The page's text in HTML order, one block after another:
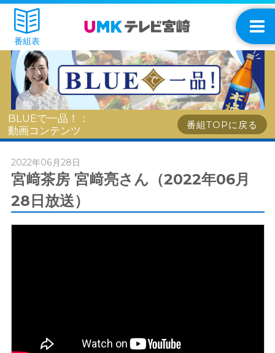
番組表
BLUEで一品！：
動画コンテンツ
番組TOPに戻る
2022年06月28日
宮﨑茶房 宮﨑亮さん（2022年06月
28日放送）